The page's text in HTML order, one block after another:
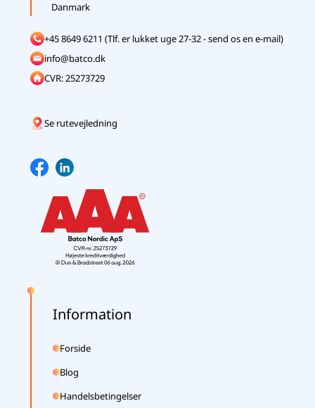
Danmark
+45 8649 6211 (Tlf. er lukket uge 27-32 - send os en e-mail)
info@batco.dk
CVR: 25273729
Se rutevejledning
Information
Forside
Blog
Handelsbetingelser